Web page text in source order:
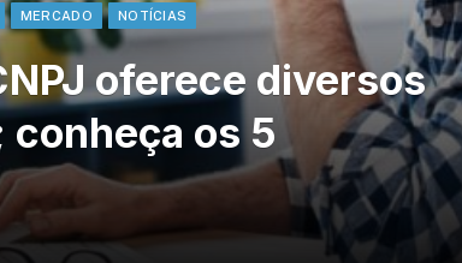
MERCADO NOTÍCIAS
oferece diversos
os 5